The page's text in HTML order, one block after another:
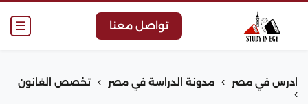
☰ تواصل معنا
ادرس في مصر › مدونة الدراسة في مصر › تخصص القانون
›